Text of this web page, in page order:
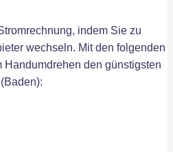
indem Sie zu
wechseln. Mit den folgenden
den günstigsten